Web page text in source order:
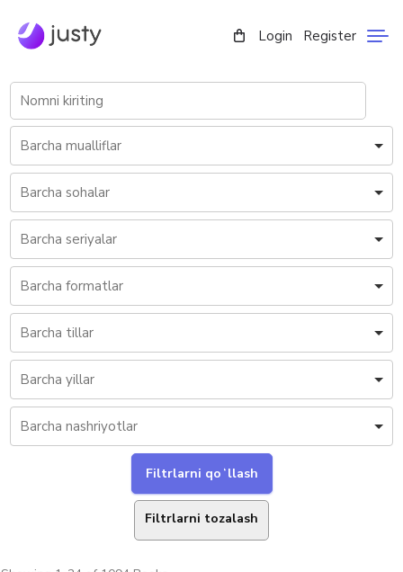
Login Register
Filtrlarni tozalash